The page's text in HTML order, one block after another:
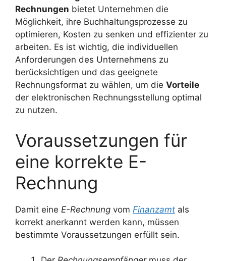
Rechnungen bietet Unternehmen die
Möglichkeit, ihre Buchhaltungsprozesse zu
optimieren, Kosten zu senken und effizienter zu
arbeiten. Es ist wichtig, die individuellen
Anforderungen des Unternehmens zu
berücksichtigen und das geeignete
Rechnungsformat zu wählen, um die Vorteile
der elektronischen Rechnungsstellung optimal
zu nutzen.
Voraussetzungen für
eine korrekte E-
Rechnung
Damit eine E-Rechnung vom Finanzamt als
korrekt anerkannt werden kann, müssen
bestimmte Voraussetzungen erfüllt sein.